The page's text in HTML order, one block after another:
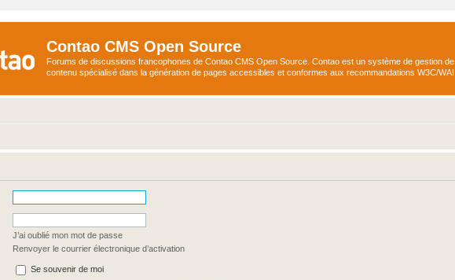
Contao CMS Open Source
Forums de discussions francophones de Contao CMS Open Source. Contao est un système de gestion de
contenu spécialisé dans la génération de pages accessibles et conformes aux recommandations W3C/WAI
J’ai oublié mon mot de passe
Renvoyer le courrier électronique d’activation
Se souvenir de moi